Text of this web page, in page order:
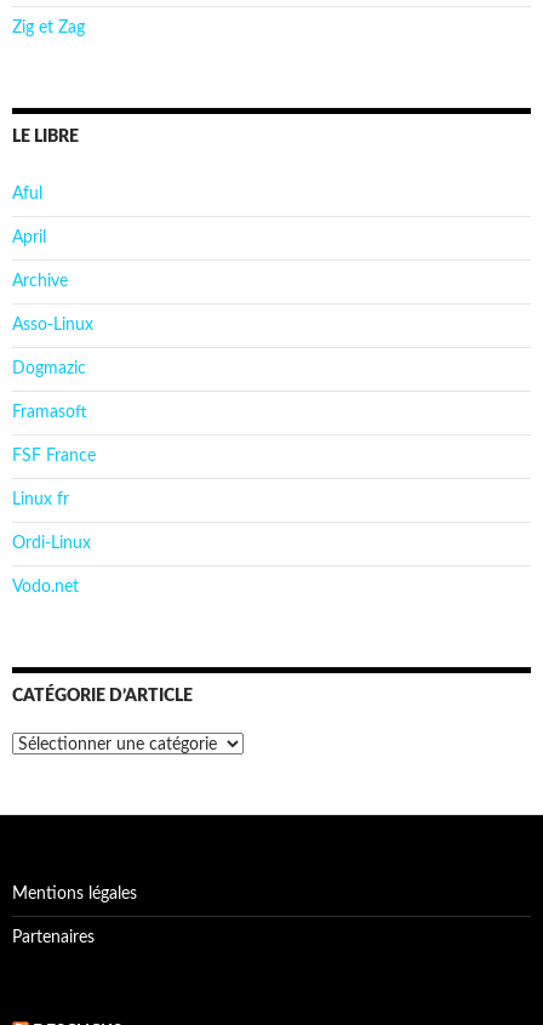
Zig et Zag
LE LIBRE
Aful
April
Archive
Asso-Linux
Dogmazic
Framasoft
FSF France
Linux fr
Ordi-Linux
Vodo.net
CATÉGORIE D’ARTICLE
Catégorie
Mentions légales
Partenaires